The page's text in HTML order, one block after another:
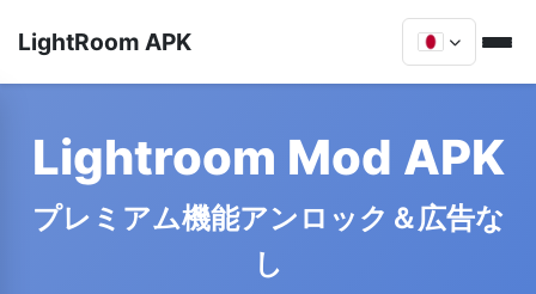
LightRoom APK
Lightroom Mod APK
プレミアム機能アンロック＆広告な
し